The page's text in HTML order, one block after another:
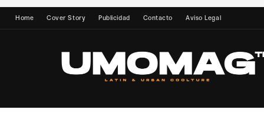
Home Cover Story Publicidad Contacto Aviso Legal